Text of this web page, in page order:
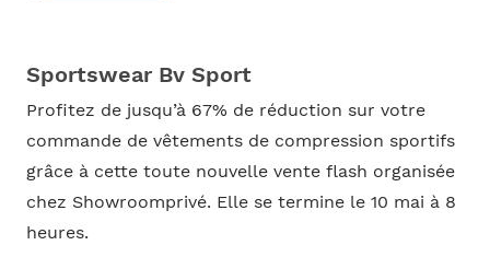
Sportswear Bv Sport
Profitez de jusqu’à 67% de réduction sur votre
commande de vêtements de compression sportifs
grâce à cette toute nouvelle vente flash organisée
chez Showroomprivé. Elle se termine le 10 mai à 8
heures.